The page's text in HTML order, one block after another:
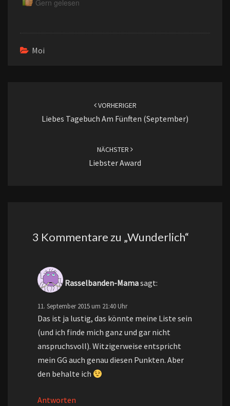
Gern gelesen
Moi
VORHERIGER
Liebes Tagebuch Am Fünften (September)
NÄCHSTER
Liebster Award
3 Kommentare zu „Wunderlich“
Rasselbanden-Mamasagt:
11. September 2015 um 21:40 Uhr
Das ist ja lustig, das könnte meine Liste sein
(und ich finde mich ganz und gar nicht
anspruchsvoll). Witzigerweise entspricht
mein GG auch genau diesen Punkten. Aber
den behalte ich
Antworten